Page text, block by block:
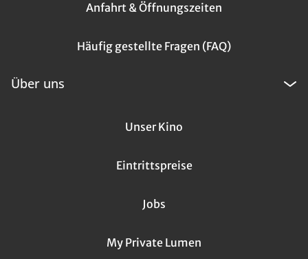
Anfahrt & Öffnungszeiten
Häufig gestellte Fragen (FAQ)
Über uns
Unser Kino
Eintrittspreise
Jobs
My Private Lumen